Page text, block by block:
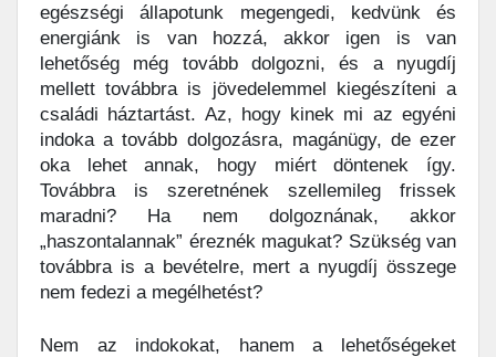
egészségi állapotunk megengedi, kedvünk és
energiánk is van hozzá, akkor igen is van
lehetőség még tovább dolgozni, és a nyugdíj
mellett továbbra is jövedelemmel kiegészíteni a
családi háztartást. Az, hogy kinek mi az egyéni
indoka a tovább dolgozásra, magánügy, de ezer
oka lehet annak, hogy miért döntenek így.
Továbbra is szeretnének szellemileg frissek
maradni? Ha nem dolgoznának, akkor
„haszontalannak” éreznék magukat? Szükség van
továbbra is a bevételre, mert a nyugdíj összege
nem fedezi a megélhetést?
Nem az indokokat, hanem a lehetőségeket